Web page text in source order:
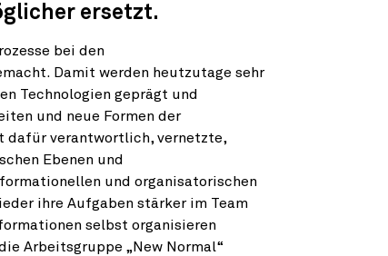
ersetzt.
bei den
Damit werden heutzutage sehr
Technologien geprägt und
und neue Formen der
dafür verantwortlich, vernetzte,
Ebenen und
und organisatorischen
ihre Aufgaben stärker im Team
selbst organisieren
Arbeitsgruppe „New Normal“